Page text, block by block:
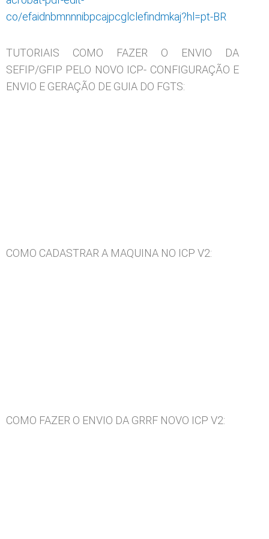
co/efaidnbmnnnibpcajpcglclefindmkaj?hl=pt-BR
TUTORIAIS COMO FAZER O ENVIO DA
SEFIP/GFIP PELO NOVO ICP- CONFIGURAÇÃO E
ENVIO E GERAÇÃO DE GUIA DO FGTS:
COMO CADASTRAR A MAQUINA NO ICP V2:
COMO FAZER O ENVIO DA GRRF NOVO ICP V2: